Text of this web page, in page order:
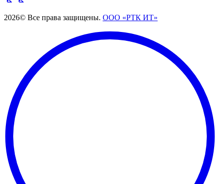
2026© Все права защищены. ООО «РТК ИТ»